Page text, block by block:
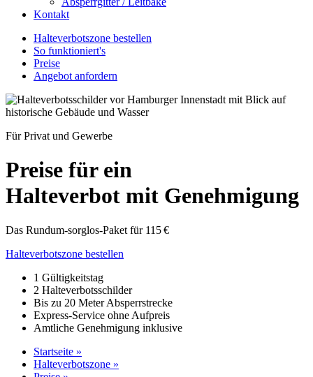
Kontakt
Halteverbotszone bestellen
So funktioniert's
Preise
Angebot anfordern
Für Privat und Gewerbe
Preise für ein
Halteverbot mit Genehmigung
Das Rundum-sorglos-Paket für 115 €
Halteverbotszone bestellen
1 Gültigkeitstag
2 Halteverbotsschilder
Bis zu 20 Meter Absperrstrecke
Express-Service ohne Aufpreis
Amtliche Genehmigung inklusive
Startseite »
Halteverbotszone »